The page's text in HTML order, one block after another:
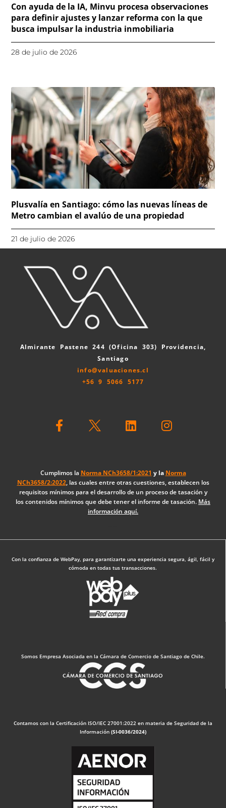
Con ayuda de la IA, Minvu procesa observaciones
para definir ajustes y lanzar reforma con la que
busca impulsar la industria inmobiliaria
28 de julio de 2026
Plusvalía en Santiago: cómo las nuevas líneas de
Metro cambian el avalúo de una propiedad
21 de julio de 2026
Almirante Pastene 244 (Oficina 303) Providencia,
Santiago
info@valuaciones.cl
+56 9 5066 5177
a
o
o
k
i
d
i
n
n
g
r
a
Cumplimos la Norma NCh3658/1:2021 y la Norma
NCh3658/2:2022, las cuales entre otras cuestiones, establecen los
requisitos mínimos para el desarrollo de un proceso de tasación y
los contenidos mínimos que debe tener el informe de tasación. Más
información aquí.
Con la confianza de WebPay, para garantizarte una experiencia segura, ágil, fácil y
cómoda en todas tus transacciones.
Somos Empresa Asociada en la Cámara de Comercio de Santiago de Chile.
Contamos con la Certificación ISO/IEC 27001:2022 en materia de Seguridad de la
Información (SI-0036/2024)